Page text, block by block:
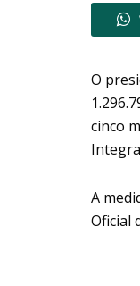
O
cinco
A
Oficial